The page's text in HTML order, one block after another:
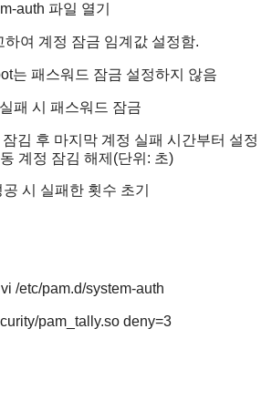
auth 파일 열기
하여 계정 잠금 임계값 설정함.
는 패스워드 잠금 설정하지 않음
패 시 패스워드 잠금
김 후 마지막 계정 실패 시간부터 설정
계정 잠김 해제(단위: 초)
시 실패한 횟수 초기
/etc/pam.d/system-auth
pam_tally.so deny=3